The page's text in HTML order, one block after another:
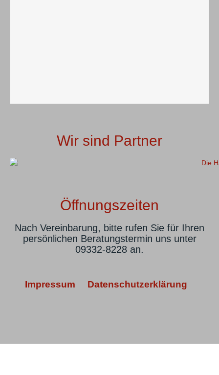
Wir sind Partner
Öffnungszeiten
Nach Vereinbarung, bitte rufen Sie für Ihren
persönlichen Beratungstermin uns unter
09332-8228 an.
Impressum Datenschutzerklärung